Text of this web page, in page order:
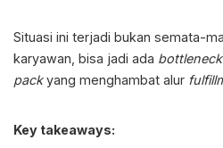
Situasi ini terjadi bukan semata-
karyawan, bisa jadi ada bottleneck
packyang menghambat alur
Key takeaways: